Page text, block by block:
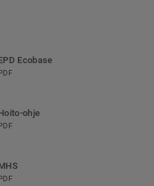
Ecobase
PDF
ohje
PDF
PDF